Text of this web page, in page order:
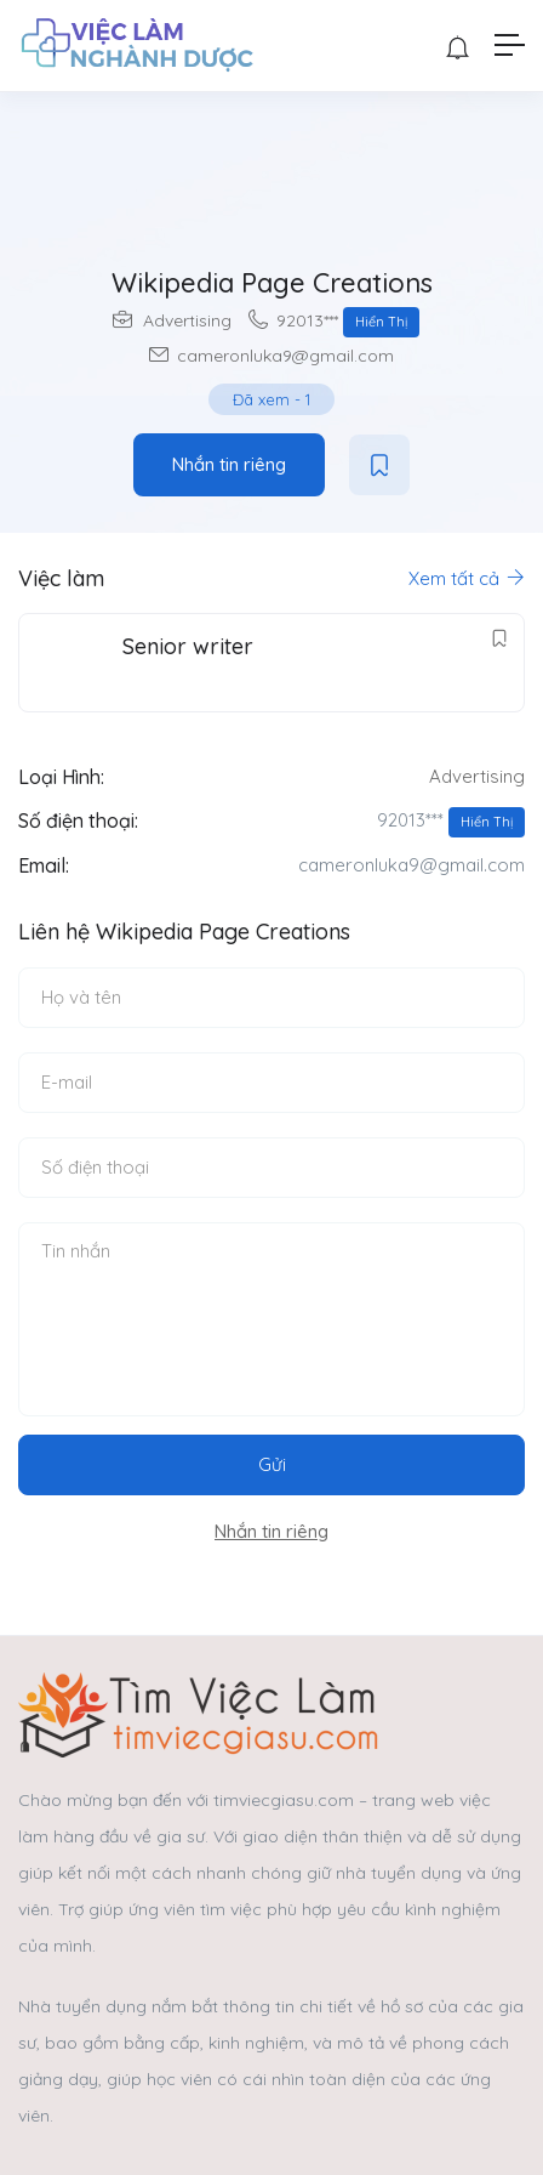
Wikipedia Page Creations
Advertising 92013*** Hiển Thị
cameronluka9@gmail.com
Đã xem - 1
Nhắn tin riêng
Việc làm Xem tất cả
Senior writer
Loại Hình: Advertising
Số điện thoại: 92013*** Hiển Thị
Email: cameronluka9@gmail.com
Liên hệ Wikipedia Page Creations
Gửi
Nhắn tin riêng
Chào mừng bạn đến với timviecgiasu.com – trang web việc
làm hàng đầu về gia sư. Với giao diện thân thiện và dễ sử dụng
giúp kết nối một cách nhanh chóng giữ nhà tuyển dụng và ứng
viên. Trợ giúp ứng viên tìm việc phù hợp yêu cầu kình nghiệm
của mình.
Nhà tuyển dụng nắm bắt thông tin chi tiết về hồ sơ của các gia
sư, bao gồm bằng cấp, kinh nghiệm, và mô tả về phong cách
giảng dạy, giúp học viên có cái nhìn toàn diện của các ứng
viên.